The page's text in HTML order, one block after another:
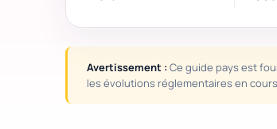
Avertissement : Ce guide pays est
les évolutions réglementaires en